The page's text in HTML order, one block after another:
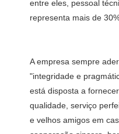
entre eles, pessoal
A empresa sempre
"integridade e
está disposta a
qualidade, serviço
e velhos amigos em